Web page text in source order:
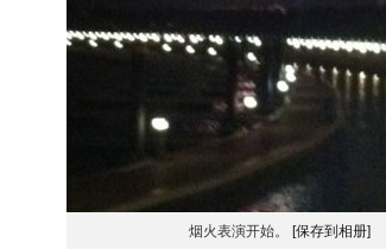
烟火表演开始。 [保存到相册]